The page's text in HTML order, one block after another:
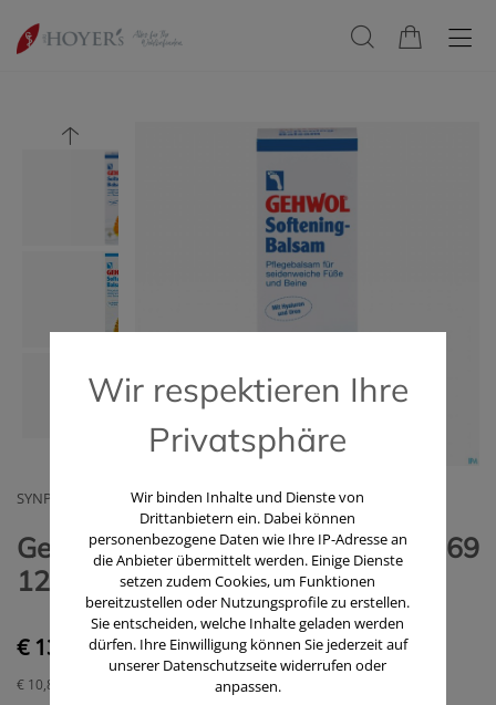
SYNPHARMA GMBH
Gehwol Softening Balsam Nr 64069
125ml
€ 13,50
€ 10,80
Wir respektieren Ihre
Privatsphäre
Wir binden Inhalte und Dienste von
Drittanbietern ein. Dabei können
personenbezogene Daten wie Ihre IP-Adresse an
die Anbieter übermittelt werden. Einige Dienste
setzen zudem Cookies, um Funktionen
bereitzustellen oder Nutzungsprofile zu erstellen.
Sie entscheiden, welche Inhalte geladen werden
dürfen. Ihre Einwilligung können Sie jederzeit auf
unserer Datenschutzseite widerrufen oder
anpassen.